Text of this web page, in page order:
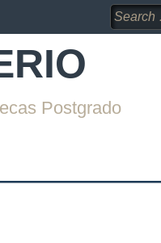
Search
for:
Postgrado